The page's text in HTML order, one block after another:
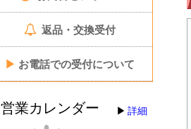
返品・交換受付
▶ お電話での受付について
営業カレンダー 詳細